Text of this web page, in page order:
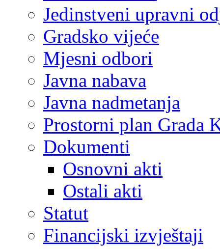
Jedinstveni upravni
Gradsko vijeće
Mjesni odbori
Javna nabava
Javna nadmetanja
Prostorni plan Grada
Dokumenti
Osnovni akti
Ostali akti
Statut
Financijski izvještaji